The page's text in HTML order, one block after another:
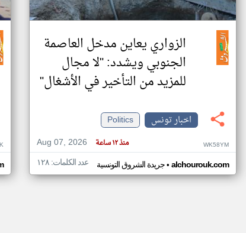
الزواري يعاين مدخل العاصمة
الجنوبي ويشدد: "لا مجال
للمزيد من التأخير في الأشغال"
اخبار تونس
Politics
Aug 07, 2026
منذ ١٢ ساعة WK58YM
جريدة الشروق التونسية• alchourouk.com عدد الكلمات: ١٢٨